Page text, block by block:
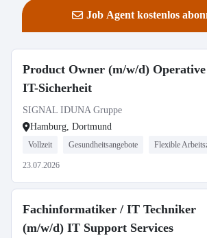
Job Agent kostenlos
Product Owner (m/w/d) Operative
IT-Sicherheit
SIGNAL IDUNA Gruppe
Hamburg, Dortmund
Vollzeit Gesundheitsangebote Flexible
23.07.2026
Fachinformatiker / IT Techniker
(m/w/d) IT Support Services